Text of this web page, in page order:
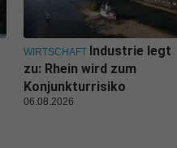
WIRTSCHAFT Industrie legt
zu: Rhein wird zum
Konjunkturrisiko
06.08.2026